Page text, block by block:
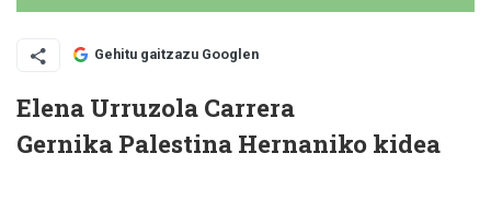
Gehitu gaitzazu Googlen
Elena Urruzola Carrera
Gernika Palestina Hernaniko kidea